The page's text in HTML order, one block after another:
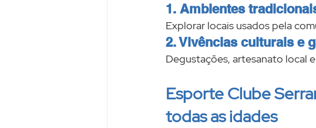
1. Ambientes
Explorar locais usados pela
2. Vivências culturais e
Degustações, artesanato local
Esporte Clube
todas as idades